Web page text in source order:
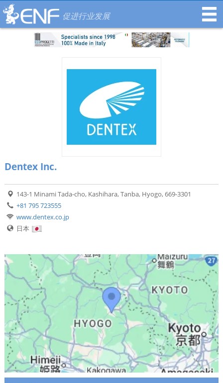
促进行业发展
Dentex Inc.
143-1 Minami Tada-cho, Kashihara, Tanba, Hyogo, 669-3301
+81 795 723555
www.dentex.co.jp
日本